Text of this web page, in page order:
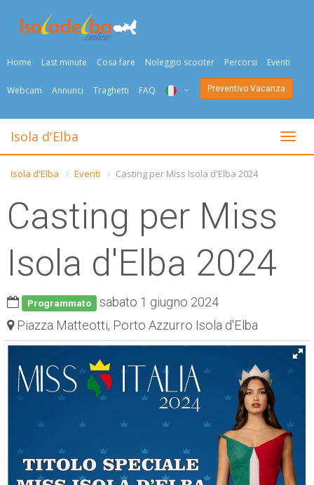
Home Last minute Cosa fare Noleggio scooter Percorsi Eventi
Webcam Annunci Traghetti FAQ
ENG
NED
PYC
DAN
ESP
Preventivo Vacanza
Togli
Isola d'Elba
Isola d'Elba Eventi Casting per Miss Isola d'Elba 2024
Casting per Miss
Isola d'Elba 2024
Programmato
sabato 1 giugno 2024
Piazza Matteotti, Porto Azzurro Isola d'Elba